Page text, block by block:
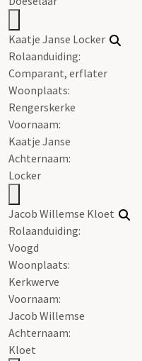
Kaatje Janse Locker
Rolaanduiding:
Comparant, erflater
Woonplaats:
Rengerskerke
Voornaam:
Kaatje Janse
Achternaam:
Locker
Jacob Willemse Kloet
Rolaanduiding:
Voogd
Woonplaats:
Kerkwerve
Voornaam:
Jacob Willemse
Achternaam:
Kloet